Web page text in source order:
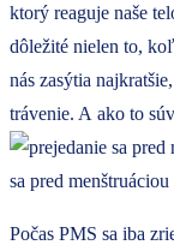
ktorý reaguje naše
dôležité nielen to,
nás zasýtia
trávenie. A ako to
Počas PMS sa iba